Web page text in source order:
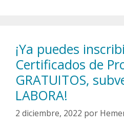
¡Ya puedes
Certificados de
GRATUITOS,
LABORA!
2 diciembre, 2022 por